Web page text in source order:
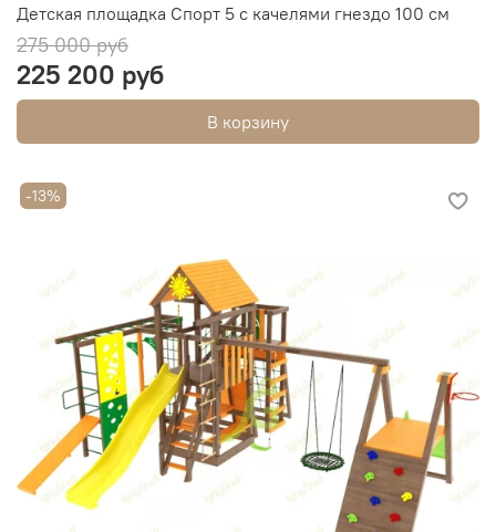
Детская площадка Спорт 5 с качелями гнездо 100 см
275 000 руб
225 200 руб
В корзину
-13%